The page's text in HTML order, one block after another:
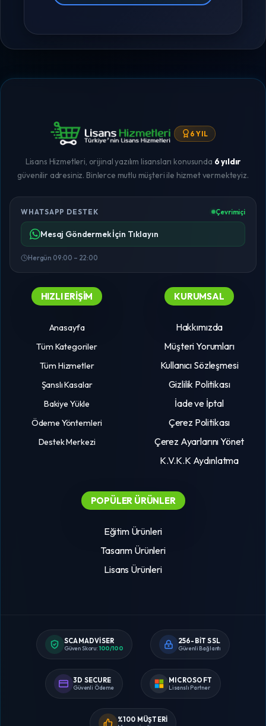
6 YIL
Lisans Hizmetleri, orijinal yazılım lisansları konusunda 6 yıldır
güvenilir adresiniz. Binlerce mutlu müşteri ile hizmet vermekteyiz.
WHATSAPP DESTEK Çevrimiçi
Mesaj Göndermek İçin Tıklayın
Hergün 09:00 – 22:00
HIZLI ERIŞIM
Anasayfa
Tüm Kategoriler
Tüm Hizmetler
Şanslı Kasalar
Bakiye Yükle
Ödeme Yöntemleri
Destek Merkezi
KURUMSAL
Hakkımızda
Müşteri Yorumları
Kullanıcı Sözleşmesi
Gizlilik Politikası
İade ve İptal
Çerez Politikası
Çerez Ayarlarını Yönet
K.V.K.K Aydınlatma
POPÜLER ÜRÜNLER
Eğitim Ürünleri
Tasarım Ürünleri
Lisans Ürünleri
SCAMADVISER
Güven Skoru:100/100
256-BIT SSL
Güvenli Bağlantı
3D SECURE
Güvenli Ödeme
MICROSOFT
Lisanslı Partner
%100 MÜŞTERI